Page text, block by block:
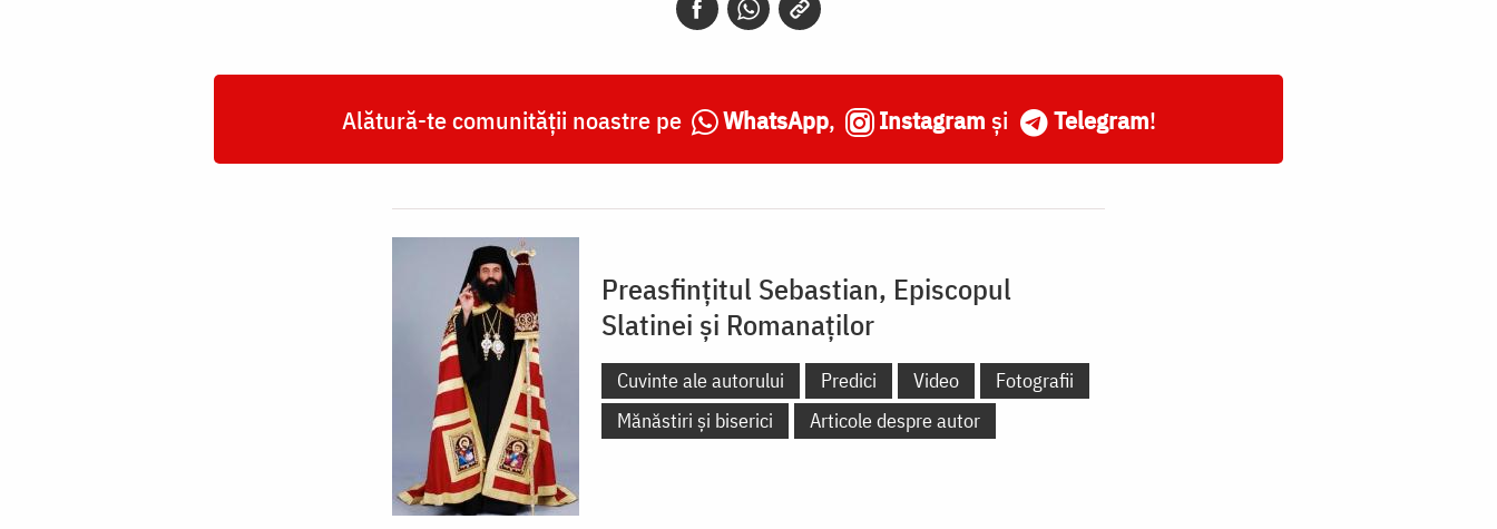
Alătură-te comunității noastre pe WhatsApp, Instagram și Telegram!
Preasfințitul Sebastian, Episcopul
Slatinei și Romanaților
Cuvinte ale autorului Predici Video
Fotografii
Mănăstiri și biserici
Articole despre autor